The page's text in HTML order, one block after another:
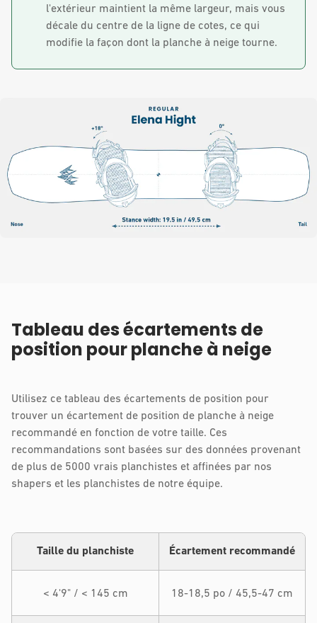
l'extérieur maintient la même largeur, mais vous
décale du centre de la ligne de cotes, ce qui
modifie la façon dont la planche à neige tourne.
Tableau des écartements de
position pour planche à neige
Utilisez ce tableau des écartements de position pour
trouver un écartement de position de planche à neige
recommandé en fonction de votre taille. Ces
recommandations sont basées sur des données provenant
de plus de 5000 vrais planchistes et affinées par nos
shapers et les planchistes de notre équipe.
Taille du planchiste Écartement recommandé
< 4'9" / < 145 cm 18-18,5 po / 45,5-47 cm